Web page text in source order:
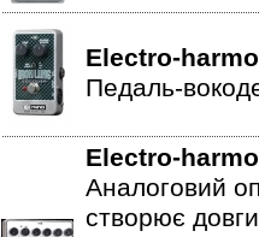
Electro-
Педаль-
Electro-
Аналоговий
створює